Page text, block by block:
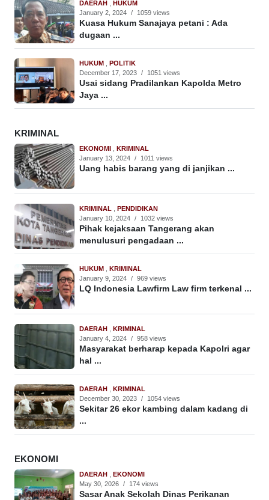
DAERAH , HUKUM
January 2, 2024 / 1059 views
Kuasa Hukum Sanajaya petani : Ada
dugaan ...
HUKUM , POLITIK
December 17, 2023 / 1051 views
Usai sidang Pradilankan Kapolda Metro
Jaya ...
KRIMINAL
EKONOMI , KRIMINAL
January 13, 2024 / 1011 views
Uang habis barang yang di janjikan ...
KRIMINAL , PENDIDIKAN
January 10, 2024 / 1032 views
Pihak kejaksaan Tangerang akan
menulusuri pengadaan ...
HUKUM , KRIMINAL
January 9, 2024 / 969 views
LQ Indonesia Lawfirm Law firm terkenal ...
DAERAH , KRIMINAL
January 4, 2024 / 958 views
Masyarakat berharap kepada Kapolri agar
hal ...
DAERAH , KRIMINAL
December 30, 2023 / 1054 views
Sekitar 26 ekor kambing dalam kadang di
...
EKONOMI
DAERAH , EKONOMI
May 30, 2026 / 174 views
Sasar Anak Sekolah Dinas Perikanan